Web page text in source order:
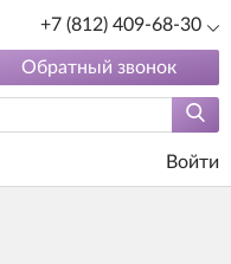
+7 (812) 409-68-30
Обратный звонок
Войти